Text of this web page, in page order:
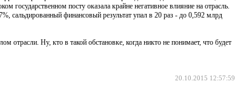
государственном посту оказала крайне негативное влияние на отрасль.
cальдированный финансовый результат упал в 20 раз - до 0,592 млрд
отрасли. Ну, кто в такой обстановке, когда никто не понимает, что будет
20.10.2015 12:57:59